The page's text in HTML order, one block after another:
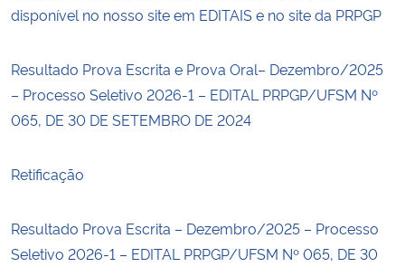
disponível no nosso site em EDITAIS e no site da PRPGP
Resultado Prova Escrita e Prova Oral– Dezembro/2025
– Processo Seletivo 2026-1 – EDITAL PRPGP/UFSM Nº
065, DE 30 DE SETEMBRO DE 2024
Retificação
Resultado Prova Escrita – Dezembro/2025 – Processo
Seletivo 2026-1 – EDITAL PRPGP/UFSM Nº 065, DE 30